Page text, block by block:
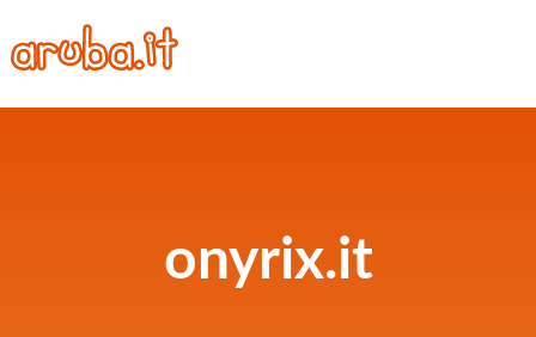
onyrix.it